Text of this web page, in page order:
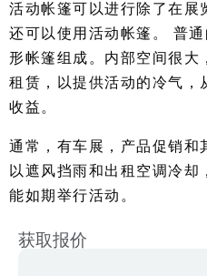
活动帐篷可以进行除了在展
还可以使用活动帐篷。 普
形帐篷组成。内部空间很大
租赁，以提供活动的冷气，
收益。
通常，有车展，产品促销和
以遮风挡雨和出租空调冷
能如期举行活动。
获取报价